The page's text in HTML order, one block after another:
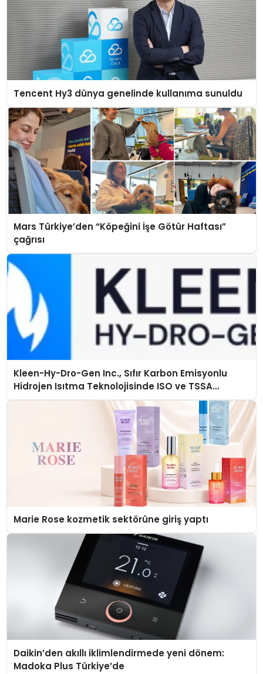
Tencent Hy3 dünya genelinde kullanıma sunuldu
Mars Türkiye’den “Köpeğini İşe Götür Haftası”
çağrısı
Kleen-Hy-Dro-Gen Inc., Sıfır Karbon Emisyonlu
Hidrojen Isıtma Teknolojisinde ISO ve TSSA
Düzenleyici Onaylarını Aldı
Marie Rose kozmetik sektörüne giriş yaptı
Daikin’den akıllı iklimlendirmede yeni dönem:
Madoka Plus Türkiye’de